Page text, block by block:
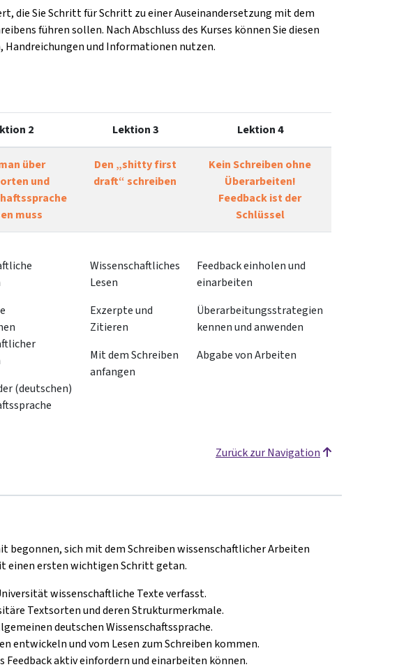
die Sie Schritt für Schritt zu einer Auseinandersetzung mit dem
führen sollen. Nach Abschluss des Kurses können Sie diesen
Handreichungen und Informationen nutzen.
2 Lektion 3 Lektion 4
über
und
muss
Den „shitty first
draft“ schreiben
Kein Schreiben ohne
Überarbeiten!
Feedback ist der
Schlüssel
(deutschen)
Wissenschaftliches
Lesen
Exzerpte und
Zitieren
Mit dem Schreiben
anfangen
Feedback einholen und
einarbeiten
Überarbeitungsstrategien
kennen und anwenden
Abgabe von Arbeiten
Zurück zur Navigation
begonnen, sich mit dem Schreiben wissenschaftlicher Arbeiten
einen ersten wichtigen Schritt getan.
wissenschaftliche Texte verfasst.
Textsorten und deren Strukturmerkmale.
deutschen Wissenschaftssprache.
entwickeln und vom Lesen zum Schreiben kommen.
Feedback aktiv einfordern und einarbeiten können.